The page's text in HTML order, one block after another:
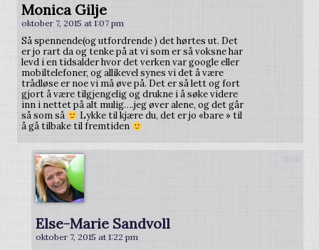
Monica Gilje
oktober 7, 2015 at 1:07 pm
Så spennende(og utfordrende ) det hørtes ut. Det
er jo rart da og tenke på at vi som er så voksne har
levd i en tidsalder hvor det verken var google eller
mobiltelefoner, og allikevel synes vi det å være
trådløse er noe vi må øve på. Det er så lett og fort
gjort å være tilgjengelig og drukne i å søke videre
inn i nettet på alt mulig….jeg øver alene, og det går
så som så
Lykke til kjære du, det er jo «bare » til
å gå tilbake til fremtiden
Else-Marie Sandvoll
oktober 7, 2015 at 1:22 pm